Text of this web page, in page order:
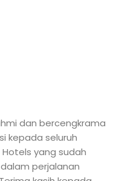
dan bercengkrama
kepada seluruh
yang sudah
perjalanan